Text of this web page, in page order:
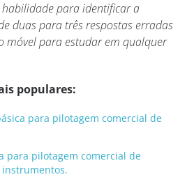
para identificar a
duas para três respostas erradas
móvel para estudar em qualquer
populares:
para pilotagem comercial de
para pilotagem comercial de